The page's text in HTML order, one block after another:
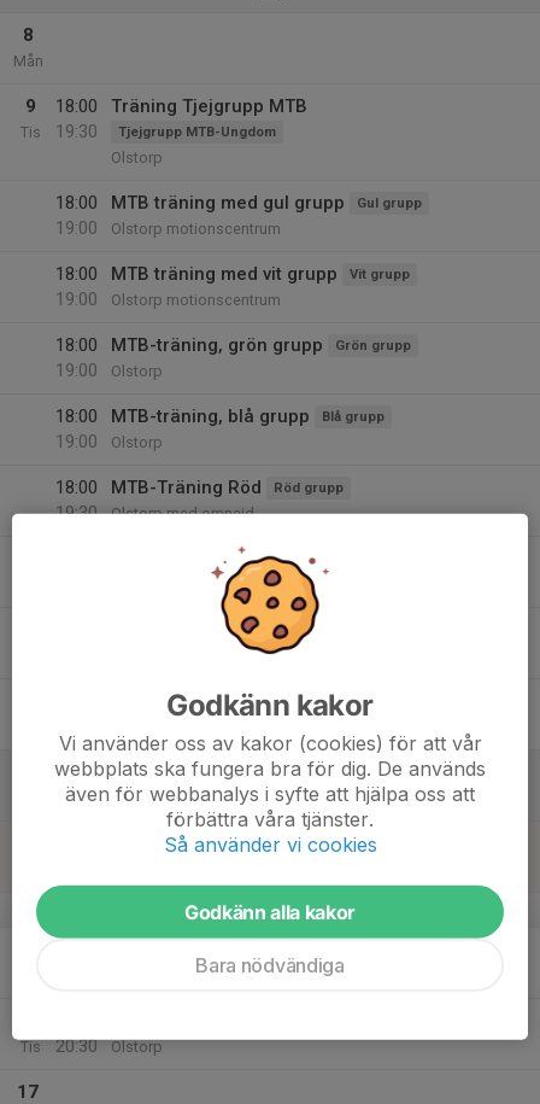
8
Mån
9
Tis
18:00
19:30
Träning Tjejgrupp MTB
Tjejgrupp MTB-Ungdom
Olstorp
18:00
19:00
MTB träning med gul grupp Gul grupp
Olstorp motionscentrum
18:00
19:00
MTB träning med vit grupp Vit grupp
Olstorp motionscentrum
18:00
19:00
MTB-träning, grön grupp Grön grupp
Olstorp
18:00
19:00
MTB-träning, blå grupp Blå grupp
Olstorp
18:00
19:30
MTB-Träning Röd Röd grupp
Olstorp med omnejd
v.25
Tis
20:30
Olstorp
17
Godkänn kakor
Vi använder oss av kakor (cookies) för att vår
webbplats ska fungera bra för dig. De används
även för webbanalys i syfte att hjälpa oss att
förbättra våra tjänster.
Så använder vi cookies
Godkänn alla kakor
Bara nödvändiga